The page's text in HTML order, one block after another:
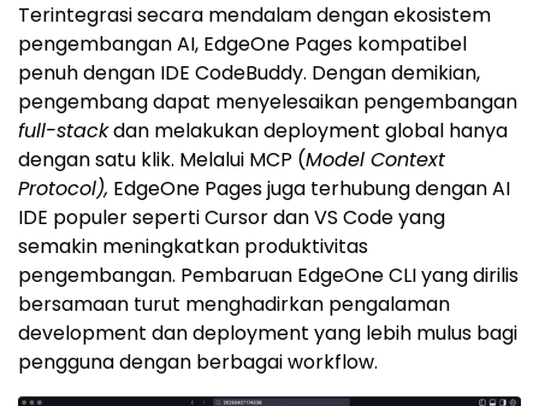
Terintegrasi secara mendalam dengan ekosistem
pengembangan AI, EdgeOne Pages kompatibel
penuh dengan IDE CodeBuddy. Dengan demikian,
pengembang dapat menyelesaikan pengembangan
full-stackdan melakukan deployment global hanya
dengan satu klik. Melalui MCP (Model Context
Protocol), EdgeOne Pages juga terhubung denganAI
IDE populer seperti Cursor dan VS Code yang
semakin meningkatkan produktivitas
pengembangan. Pembaruan EdgeOne CLI yang dirilis
bersamaan turut menghadirkan pengalaman
development dan deployment yang lebih mulus bagi
pengguna dengan berbagai workflow.